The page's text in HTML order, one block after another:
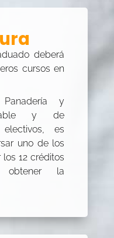
deberá
cursos en
y
y de
es
uno de los
12 créditos
la